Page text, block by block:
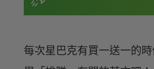
每次星巴克有買一送一的